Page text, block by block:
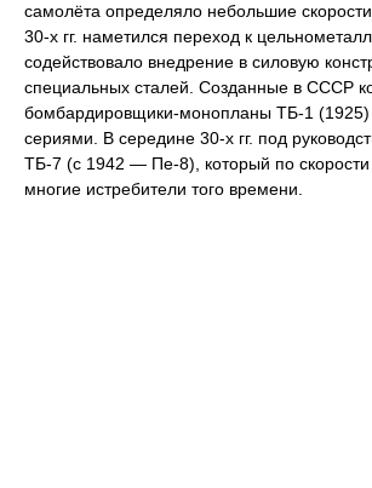
самолёта определяло небольшие
30-х гг. наметился переход к
содействовало внедрение в силовую
специальных сталей. Созданные в СССР
бомбардировщики-монопланы ТБ-1
сериями. В середине 30-х гг. под
ТБ-7 (с 1942 — Пе-8), который по
многие истребители того времени.